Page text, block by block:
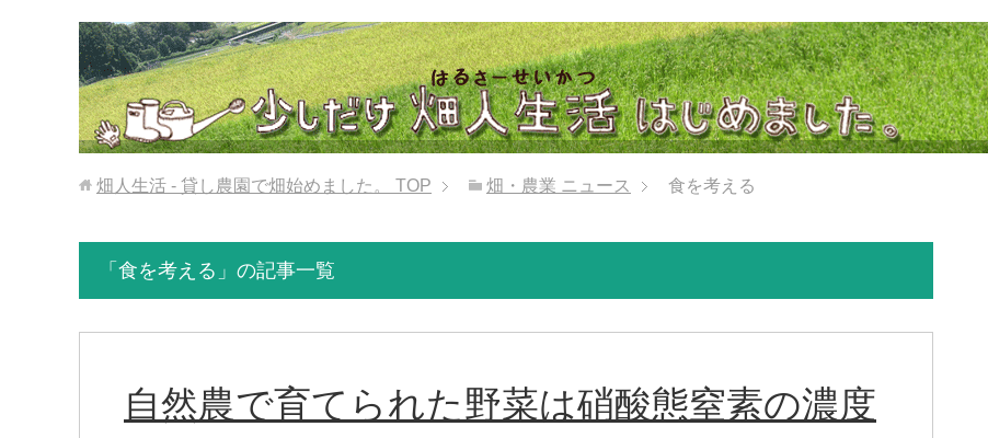
畑人生活 - 貸し農園で畑始めました。 TOP 畑・農業 ニュース 食を考える
「食を考える」の記事一覧
自然農で育てられた野菜は硝酸態窒素の濃度